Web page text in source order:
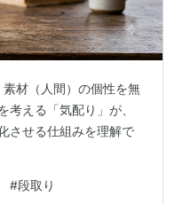
材（人間）の個性を無
考える「気配り」が、
させる仕組みを理解で
#段取り